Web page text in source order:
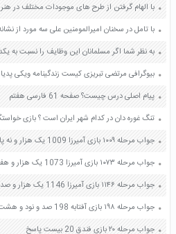
بیوگرافی مرتضی تبریزی کیست زندگینامه ویکی پدیا
پیام اصلی درس چیست؟ صفحه 61 فارسی هفتم
تنگ غوره دان در کدام شهر ایران است ؟ بازی
جواب مرحله ۱۰۰۹ بازی آمیرزا 1009 یک هزار و نه پاسخ
جواب مرحله ۱۰۷۳ بازی آمیرزا 1073 یک هزار و هفتاد و سه پاسخ
جواب مرحله ۱۱۴۶ بازی آمیرزا 1146 یک هزار و صد و چهل و شش پاسخ
جواب مرحله ۱۹۸ بازی آفتابه 198 صد و نود و هشت پاسخ
جواب مرحله ۲۰ بازی فندق 20 بیست پاسخ